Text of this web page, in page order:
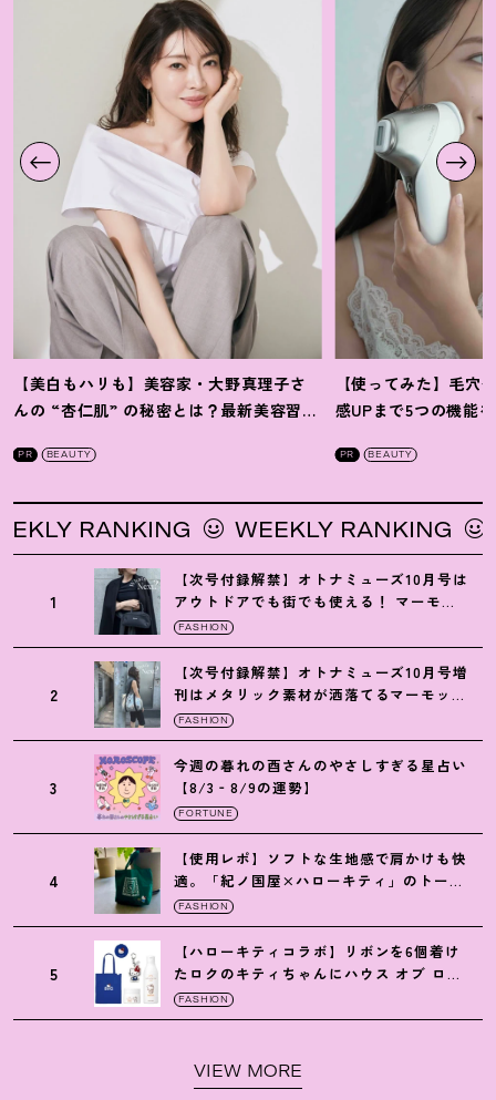
【美白もハリも】美容家・大野真理子さ
んの “杏仁肌” の秘密とは ？ 最新美容習慣
PR BEAUTY
【使ってみた】毛穴
感UPまで5つの機能
PR BEAUTY
RANKING WEEKLY RANKING
1
【次号付録解禁】オトナミューズ10月号は
アウトドアでも街でも使える ！ マーモッ
トの黒ショルダー
FASHION
2
【次号付録解禁】オトナミューズ10月号増
刊はメタリック素材が洒落てるマーモット
の保冷バッグ
FASHION
3
今週の暮れの酉さんのやさしすぎる星占い
【8/3‐8/9の運勢】
FORTUNE
4
【使用レポ】ソフトな生地感で肩かけも快
適。「紀ノ国屋×ハローキティ」のトート
がガシガシ使えて最高です
FASHION
5
【ハローキティコラボ】リボンを6個着け
たロクのキティちゃんにハウス オブ ロー
ゼの限定パケも
FASHION
VIEW MORE